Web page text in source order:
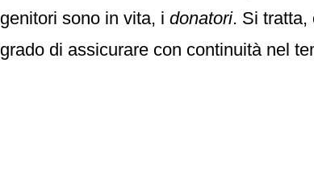
genitori sono in vita, i donatori. Si tratta,
grado di assicurare con continuità nel